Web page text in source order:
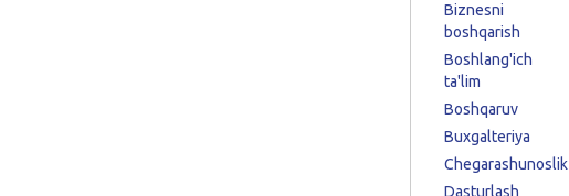
Biznesni
boshqarish
Boshlang'ich
ta'lim
Boshqaruv
Buxgalteriya
Chegarashunoslik
Dasturlash